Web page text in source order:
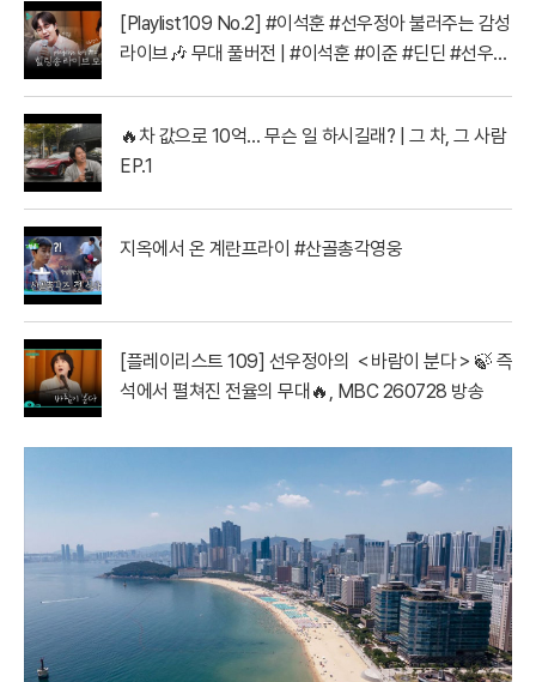
[Playlist109 No.2] #이석훈 #선우정아 불러주는 감성
라이브🎶 무대 풀버전 | #이석훈 #이준 #딘딘 #선우정
🔥차 값으로 10억… 무슨 일 하시길래? | 그 차, 그 사람
EP.1
지옥에서 온 계란프라이 #산골총각영웅
[플레이리스트 109] 선우정아의 ＜바람이 분다＞🍃 즉
석에서 펼쳐진 전율의 무대🔥, MBC 260728 방송